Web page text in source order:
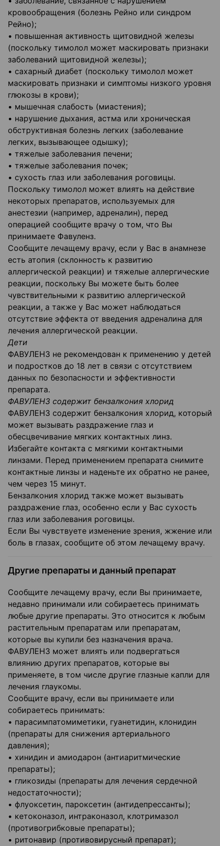
кровообращения (болезнь Рейно или синдром
Рейно);
• повышенная активность щитовидной железы
(поскольку тимолол может маскировать признаки
заболеваний щитовидной железы);
• сахарный диабет (поскольку тимолол может
маскировать признаки и симптомы низкого уровня
глюкозы в крови);
• мышечная слабость (миастения);
• нарушение дыхания, астма или хроническая
обструктивная болезнь легких (заболевание
легких, вызывающее одышку);
• тяжелые заболевания печени;
• тяжелые заболевания почек;
• сухость глаз или заболевания роговицы.
Поскольку тимолол может влиять на действие
некоторых препаратов, используемых для
анестезии (например, адреналин), перед
операцией сообщите врачу о том, что Вы
принимаете Фавуленз.
Сообщите лечащему врачу, если у Вас в анамнезе
есть атопия (склонность к развитию
аллергической реакции) и тяжелые аллергические
реакции, поскольку Вы можете быть более
чувствительными к развитию аллергической
реакции, а также у Вас может наблюдаться
отсутствие эффекта от введения адреналина для
лечения аллергической реакции.
Дети
ФАВУЛЕНЗ не рекомендован к применению у детей
и подростков до 18 лет в связи с отсутствием
данных по безопасности и эффективности
препарата.
ФАВУЛЕНЗ содержит бензалкония хлорид
ФАВУЛЕНЗ содержит бензалкония хлорид, который
может вызывать раздражение глаз и
обесцвечивание мягких контактных линз.
Избегайте контакта с мягкими контактными
линзами. Перед применением препарата снимите
контактные линзы и наденьте их обратно не ранее,
чем через 15 минут.
Бензалкония хлорид также может вызывать
раздражение глаз, особенно если у Вас сухость
глаз или заболевания роговицы.
Если Вы чувствуете изменение зрения, жжение или
боль в глазах, сообщите об этом лечащему врачу.
Другие препараты и данный препарат
Сообщите лечащему врачу, если Вы принимаете,
недавно принимали или собираетесь принимать
любые другие препараты. Это относится к любым
растительным препаратам или препаратам,
которые вы купили без назначения врача.
ФАВУЛЕНЗ может влиять или подвергаться
влиянию других препаратов, которые вы
применяете, в том числе другие глазные капли для
лечения глаукомы.
Сообщите врачу, если вы принимаете или
собираетесь принимать:
• парасимпатомиметики, гуанетидин, клонидин
(препараты для снижения артериального
давления);
• хинидин и амиодарон (антиаритмические
препараты);
• гликозиды (препараты для лечения сердечной
недостаточности);
• флуоксетин, пароксетин (антидепрессанты);
• кетоконазол, интраконазол, клотримазол
(противогрибковые препараты);
• ритонавир (противовирусный препарат);